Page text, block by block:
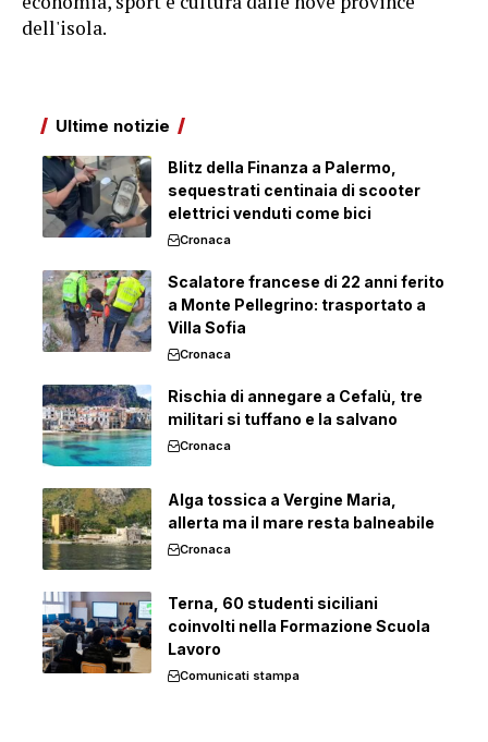
dell'isola.
Ultime notizie
Blitz della Finanza a Palermo,
sequestrati centinaia di scooter
elettrici venduti come bici
Cronaca
Scalatore francese di 22 anni ferito
a Monte Pellegrino: trasportato a
Villa Sofia
Cronaca
Rischia di annegare a Cefalù, tre
militari si tuffano e la salvano
Cronaca
Alga tossica a Vergine Maria,
allerta ma il mare resta balneabile
Cronaca
Terna, 60 studenti siciliani
coinvolti nella Formazione Scuola
Lavoro
Comunicati stampa